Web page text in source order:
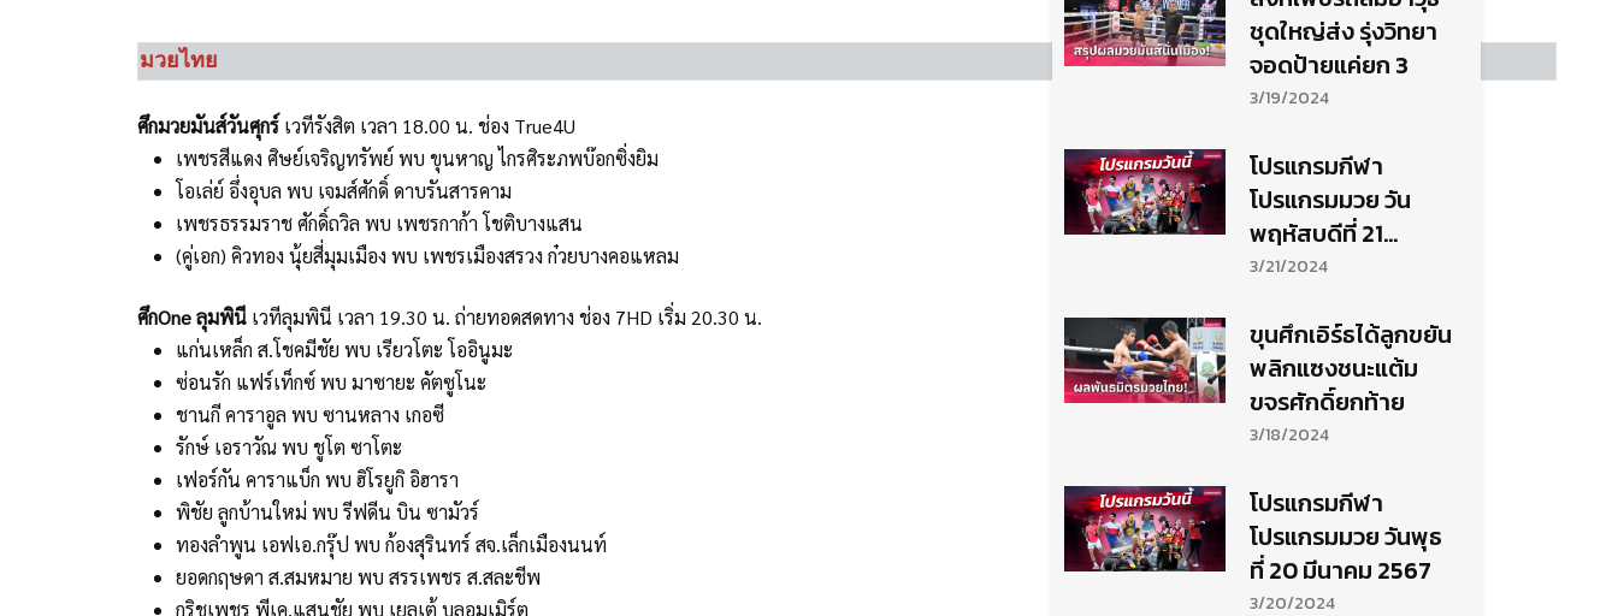
มวยไทย
ศึกมวยมันส์วันศุกร์ เวทีรังสิต เวลา 18.00 น. ช่อง True4U
เพชรสีแดง ศิษย์เจริญทรัพย์ พบ ขุนหาญ ไกรศิระภพบ๊อกซิ่งยิม
โอเล่ย์ อึ่งอุบล พบ เจมส์ศักดิ์ ดาบรันสารคาม
เพชรธรรมราช ศักดิ์ถวิล พบ เพชรกาก้า โชติบางแสน
(คู่เอก) คิวทอง นุ้ยสี่มุมเมือง พบ เพชรเมืองสรวง ก๋วยบางคอแหลม
ศึกOne ลุมพินี เวทีลุมพินี เวลา 19.30 น. ถ่ายทอดสดทาง ช่อง 7HD เริ่ม 20.30 น.
แก่นเหล็ก ส.โชคมีชัย พบ เรียวโตะ โออินูมะ
ซ่อนรัก แฟร์เท็กซ์ พบ มาซายะ คัตซูโนะ
ชานกี คาราอูล พบ ซานหลาง เกอซี
รักษ์ เอราวัณ พบ ชูโต ซาโตะ
เฟอร์กัน คาราแบ็ก พบ ฮิโรยูกิ อิฮารา
พิชัย ลูกบ้านใหม่ พบ รีฟดีน บิน ซามัวร์
ทองลำพูน เอฟเอ.กรุ๊ป พบ ก้องสุรินทร์ สจ.เล็กเมืองนนท์
ยอดกฤษดา ส.สมหมาย พบ สรรเพชร ส.สละชีพ
กริชเพชร พีเค.แสนชัย พบ เยลเต้ บลอมเมิร์ต
ชุดใหญ่ส่ง รุ่งวิทยา
จอดป้ายแค่ยก 3
3/19/2024
โปรแกรมกีฬา
โปรแกรมมวย วัน
พฤหัสบดีที่ 21
มีนาคม 2567
3/21/2024
ขุนศึกเอิร์ธได้ลูกขยัน
พลิกแซงชนะแต้ม
ขจรศักดิ์ยกท้าย
3/18/2024
โปรแกรมกีฬา
โปรแกรมมวย วันพุธ
ที่ 20 มีนาคม 2567
3/20/2024